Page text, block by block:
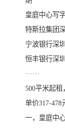
皇庭中心写
特斯拉集团
宁波银行深
恒丰银行深
······
500平米起
单价317-478
一，皇庭中